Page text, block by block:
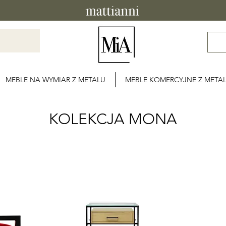
MEBLE NA WYMIAR Z METALU MEBLE KOMERCYJNE Z
KOLEKCJA MONA